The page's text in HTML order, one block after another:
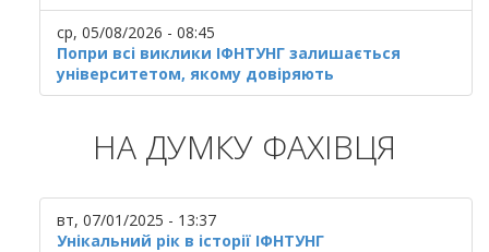
ср, 05/08/2026 - 08:45
Попри всі виклики ІФНТУНГ залишається
університетом, якому довіряють
НА ДУМКУ ФАХІВЦЯ
вт, 07/01/2025 - 13:37
Унікальний рік в історії ІФНТУНГ